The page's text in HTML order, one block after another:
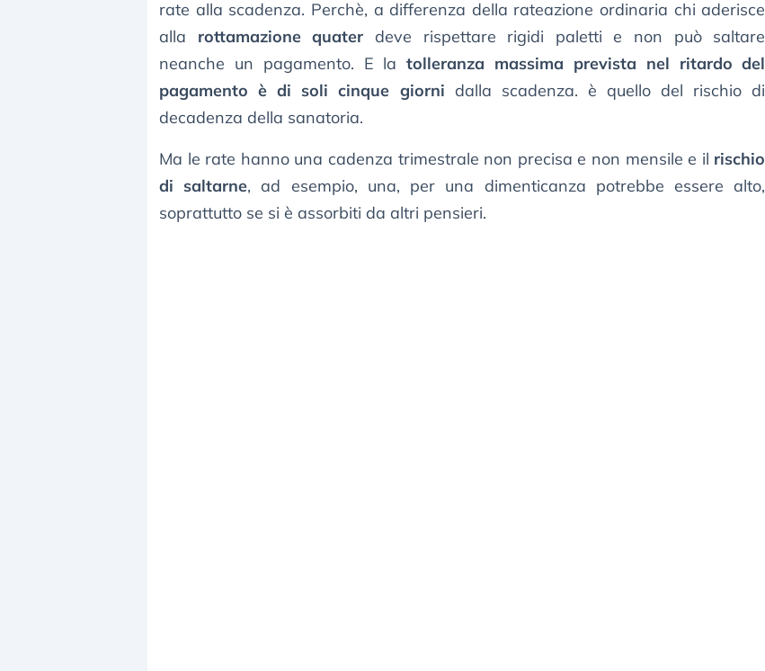
rate alla scadenza. Perchè, a differenza della rateazione ordinaria chi aderisce
alla rottamazione quater deve rispettare rigidi paletti e non può saltare
neanche un pagamento. E latolleranza massima prevista nel ritardo del
pagamento è di soli cinque giorni dalla scadenza. è quello del rischio di
decadenza della sanatoria.
Ma le rate hanno una cadenza trimestrale non precisa e non mensile e il rischio
di saltarne, ad esempio, una, per una dimenticanza potrebbe essere alto,
soprattutto se si è assorbiti da altri pensieri.